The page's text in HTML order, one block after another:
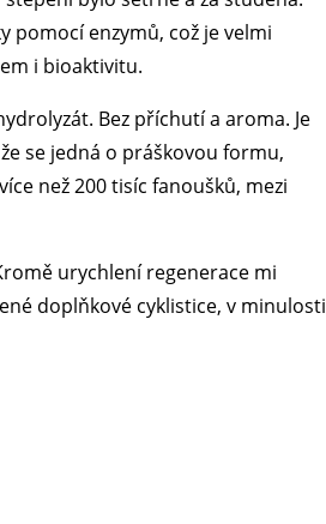
pomocí enzymů, což je velmi
i bioaktivitu.
Bez příchutí a aroma. Je
se jedná o práškovou formu,
než 200 tisíc fanoušků, mezi
urychlení regenerace mi
doplňkové cyklistice, v minulosti